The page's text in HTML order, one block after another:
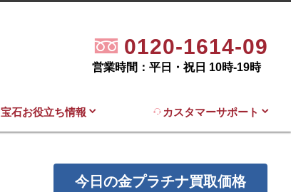
0120-1614-09
営業時間：平日・祝日 10時-19時
宝石お役立ち情報 カスタマーサポート
今日の金プラチナ買取価格